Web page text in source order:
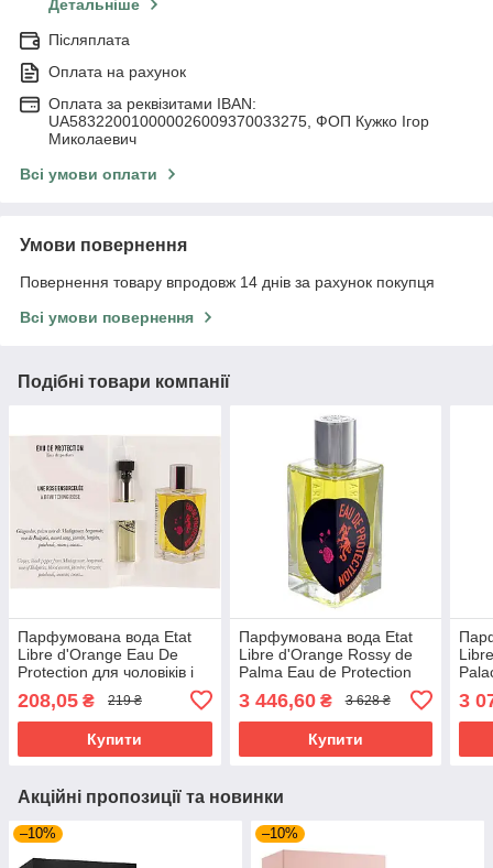
Детальніше
Післяплата
Оплата на рахунок
Оплата за реквізитами IBAN:
UA583220010000026009370033275, ФОП Кужко Ігор
Миколаевич
Всі умови оплати
Умови повернення
Повернення товару впродовж 14 днів за рахунок покупця
Всі умови повернення
Подібні товари компанії
Парфумована вода Etat
Libre d'Orange Eau De
Protection для чоловіків і
208,05 ₴ 219 ₴
Купити
Парфумована вода Etat
Libre d'Orange Rossy de
Palma Eau de Protection
tester
3 446,60₴ 3 628 ₴
Купити
3
Акційні пропозиції та новинки
–10% –10%